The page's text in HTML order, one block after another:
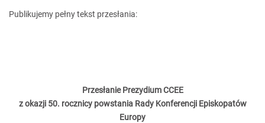
Publikujemy pełny tekst przesłania:
Przesłanie Prezydium CCEE
z okazji 50. rocznicy powstania Rady Konferencji Episkopatów
Europy